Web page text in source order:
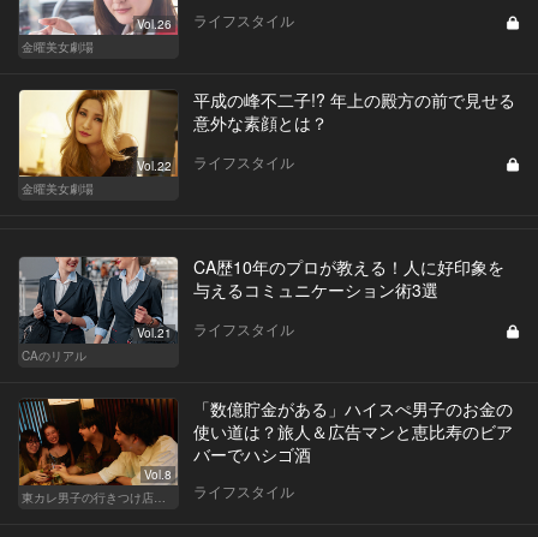
Vol.26
金曜美女劇場
ライフスタイル
Vol.22
金曜美女劇場
平成の峰不二子!? 年上の殿方の前で見せる
意外な素顔とは？
ライフスタイル
Vol.21
CAのリアル
CA歴10年のプロが教える！人に好印象を
与えるコミュニケーション術3選
ライフスタイル
Vol.8
東カレ男子の行きつけ店でハシゴ酒
「数億貯金がある」ハイスぺ男子のお金の
使い道は？旅人＆広告マンと恵比寿のビア
バーでハシゴ酒
ライフスタイル